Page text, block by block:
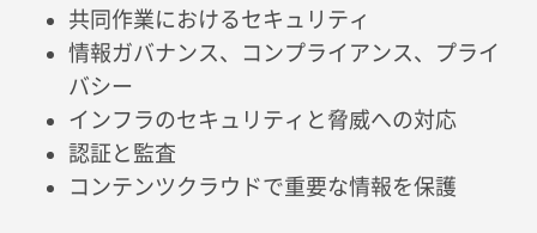
共同作業におけるセキュリティ
情報ガバナンス、コンプライアンス、プライ
バシー
インフラのセキュリティと脅威への対応
認証と監査
コンテンツクラウドで重要な情報を保護